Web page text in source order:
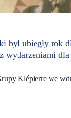
był ubiegły rok
wydarzeniami
Klépierre we